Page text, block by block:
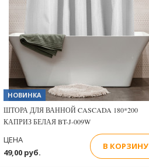
Next
Previous
НОВИНКА
ШТОРА ДЛЯ ВАННОЙ CASCADA 180*200
КАПРИЗ БЕЛАЯ BT-J-009W
49,00 руб.
ЦЕНА
В КОРЗИНУ